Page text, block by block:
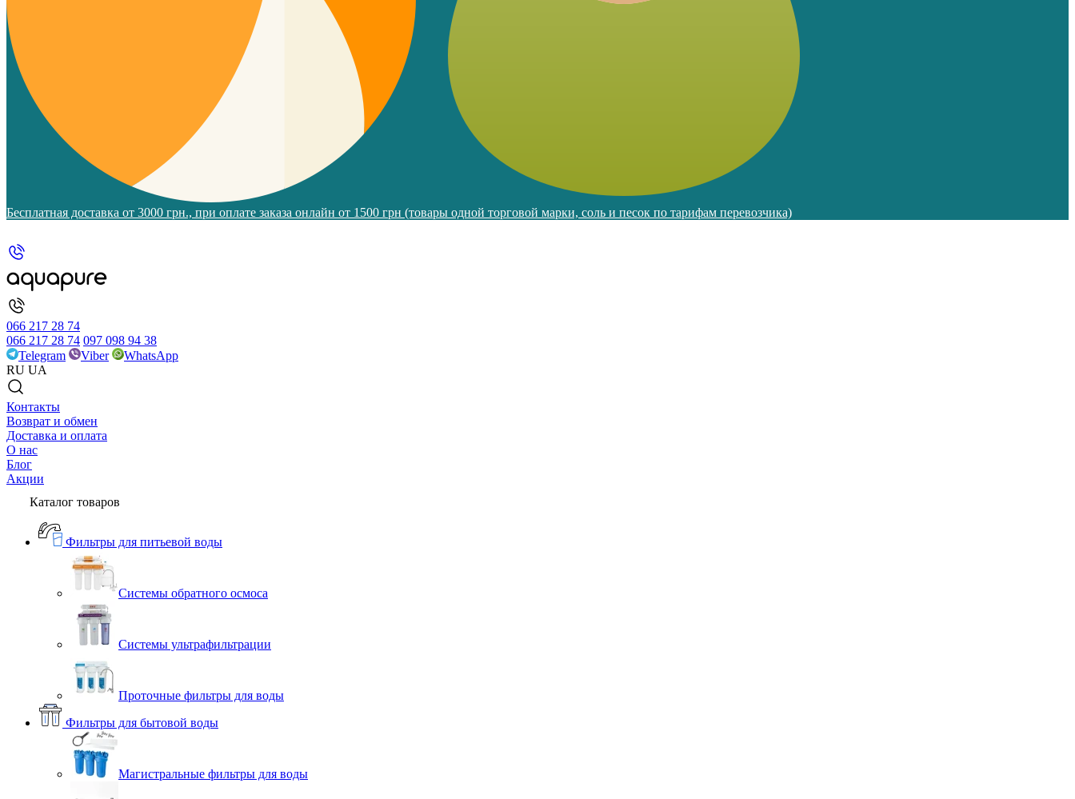
Бесплатная доставка от 3000 грн., при оплате заказа онлайн от 1500 грн (товары одной торговой марки, соль и песок по тарифам перевозчика)
066 217 28 74
066 217 28 74 097 098 94 38
Telegram
Viber
WhatsApp
RU UA
Контакты
Возврат и обмен
Доставка и оплата
О нас
Блог
Акции
Каталог товаров
Фильтры для питьевой воды
Системы обратного осмоса
Системы ультрафильтрации
Проточные фильтры для воды
Фильтры для бытовой воды
Магистральные фильтры для воды